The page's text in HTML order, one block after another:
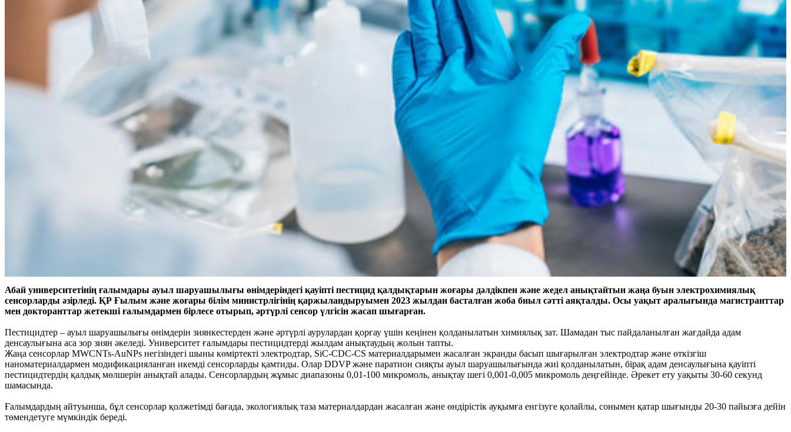
Абай университетінің ғалымдары ауыл шаруашылығы өнімдеріндегі қауіпті пестицид қалдықтарын жоғары дәлдікпен және жедел анықтайтын жаңа буын электрохимиялық
сенсорларды әзірледі. ҚР Ғылым және жоғары білім министрлігінің қаржыландыруымен 2023 жылдан басталған жоба биыл сәтті аяқталды. Осы уақыт аралығында магистранттар
мен докторанттар жетекші ғалымдармен бірлесе отырып, әртүрлі сенсор үлгісін жасап шығарған.
Пестицидтер – ауыл шаруашылығы өнімдерін зиянкестерден және әртүрлі аурулардан қорғау үшін кеңінен қолданылатын химиялық зат. Шамадан тыс пайдаланылған жағдайда адам
денсаулығына аса зор зиян әкеледі. Университет ғалымдары пестицидтерді жылдам анықтаудың жолын тапты.
Жаңа сенсорлар MWCNTs-AuNPs негізіндегі шыны көміртекті электродтар, SiC-CDC-CS материалдарымен жасалған экранды басып шығарылған электродтар және өткізгіш
наноматериалдармен модификацияланған икемді сенсорларды қамтиды. Олар DDVP және паратион сияқты ауыл шаруашылығында жиі қолданылатын, бірақ адам денсаулығына қауіпті
пестицидтердің қалдық мөлшерін анықтай алады. Сенсорлардың жұмыс диапазоны 0,01-100 микромоль, анықтау шегі 0,001-0,005 микромоль деңгейінде. Әрекет ету уақыты 30-60 секунд
шамасында.
Ғалымдардың айтуынша, бұл сенсорлар қолжетімді бағада, экологиялық таза материалдардан жасалған және өндірістік ауқымға енгізуге қолайлы, сонымен қатар шығынды 20-30 пайызға дейін
төмендетуге мүмкіндік береді.